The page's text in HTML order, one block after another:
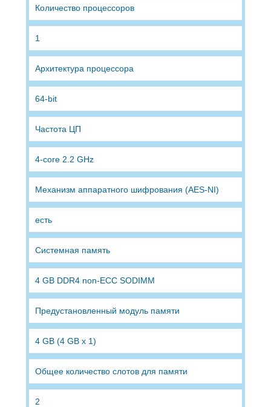
Количество процессоров
1
Архитектура процессора
64-bit
Частота ЦП
4-core 2.2 GHz
Механизм аппаратного шифрования (AES-NI)
есть
Системная память
4 GB DDR4 non-ECC SODIMM
Предустановленный модуль памяти
4 GB (4 GB x 1)
Общее количество слотов для памяти
2